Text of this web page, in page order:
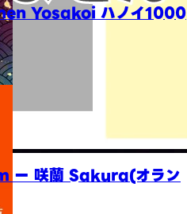
Yosakoi ハノイ1000
咲蘭 Sakura(オラン